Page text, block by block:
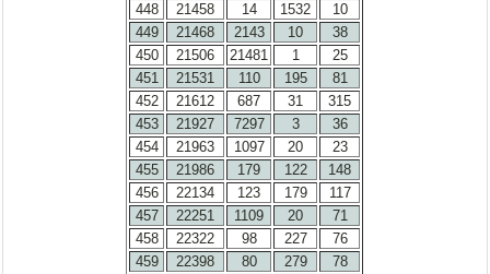
448
21458 14 1532
10
449
21468 2143 10
38
450
21506 21481 1
25
451
21531 110 195
81
452
21612 687 31
315
453
21927 7297 3
36
454
21963 1097 20
23
455
21986 179 122
148
456
22134 123 179
117
457
22251 1109 20
71
458
22322 98 227
76
459
22398 80 279
78